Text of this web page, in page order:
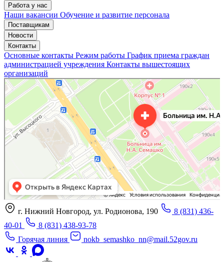
Работа у нас
Наши вакансии Обучение и развитие персонала
Поставщикам
Новости
Контакты
Основные контакты Режим работы График приема граждан
администрацией учреждения Контакты вышестоящих
организаций
«Нижегородская областная клиническая больница имени Н.А. Семашко»
Отделение больницы, госпиталя в Нижнем Новгороде
Больница для взрослых в Нижнем Новгороде
г. Нижний Новгород, ул. Родионова, 190
8 (831) 436-
40-01
8 (831) 438-93-78
Горячая линия
nokb_semashko_nn@mail.52gov.ru